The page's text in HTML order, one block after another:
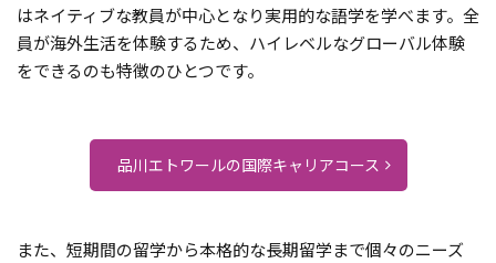
はネイティブな教員が中心となり実用的な語学を学べます。全
員が海外生活を体験するため、ハイレベルなグローバル体験
をできるのも特徴のひとつです。
品川エトワールの国際キャリアコース
また、短期間の留学から本格的な長期留学まで個々のニーズ